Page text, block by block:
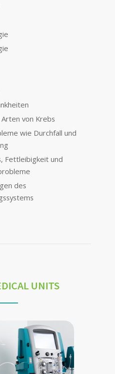
von Krebs
wie Durchfall und
Fettleibigkeit und
des
UNITS